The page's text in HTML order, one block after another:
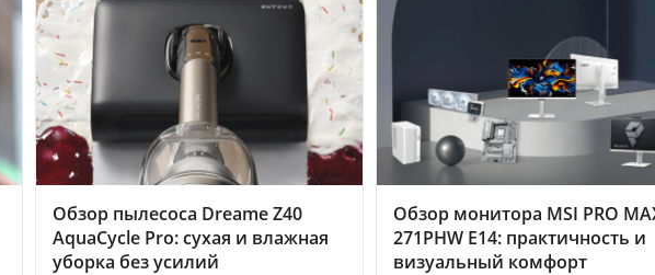
Обзор пылесоса Dreame Z40
AquaCycle Pro: сухая и влажная
уборка без усилий
Обзор монитора MSI PRO
271PHW E14: практичность и
визуальный комфорт